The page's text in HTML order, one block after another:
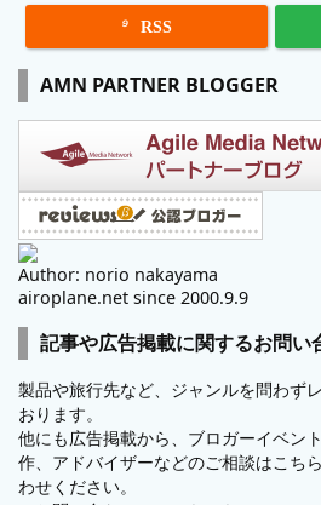
 RSS
AMN PARTNER BLOGGER
Author: norio nakayama
airoplane.net since 2000.9.9
記事や広告掲載に関するお問い
製品や旅行先など、ジャンルを問わず
おります。
他にも広告掲載から、ブロガーイベン
作、アドバイザーなどのご相談はこち
わせください。